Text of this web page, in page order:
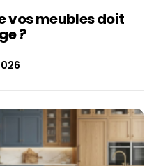
vos meubles doit
?